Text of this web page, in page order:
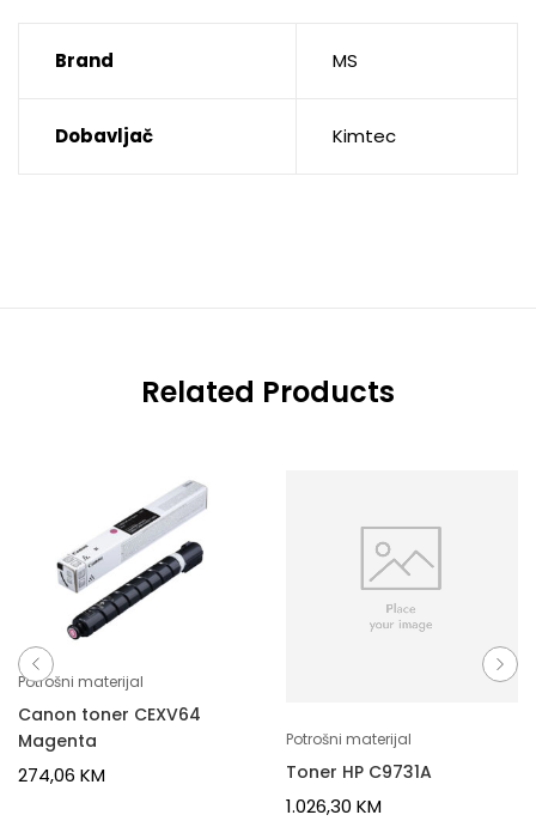
Brand MS
Dobavljač Kimtec
Related Products
Potrošni materijal
Canon toner CEXV64
Magenta
274,06 KM
Potrošni materijal
Toner HP C9731A
1.026,30 KM